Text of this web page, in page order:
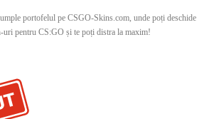
portofelul pe CSGO-Skins.com, unde poți deschide
uri pentru CS:GO și te poți distra la maxim!